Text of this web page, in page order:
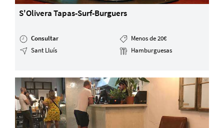
S'Olivera Tapas-Surf-Burguers
Consultar
Menos de 20€
Sant Lluís
Hamburguesas